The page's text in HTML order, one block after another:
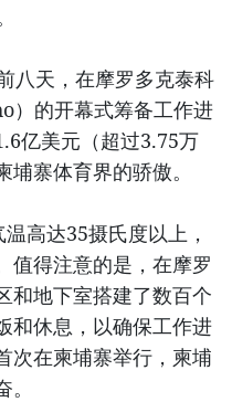
八天，在摩罗多克泰科
）的开幕式筹备工作进
亿美元（超过3.75万
寨体育界的骄傲。
高达35摄氏度以上，
值得注意的是，在摩罗
和地下室搭建了数百个
和休息，以确保工作进
次在柬埔寨举行，柬埔